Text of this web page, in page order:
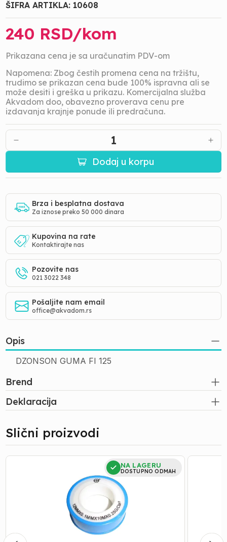
ŠIFRA ARTIKLA: 10608
240 RSD/kom
Prikazana cena je sa uračunatim PDV-om
Napomena: Zbog čestih promena cena na tržištu,
trudimo se prikazan cena bude 100% ispravna ali se
može desiti i greška u prikazu. Komercijalna služba
Akvadom doo, obavezno proverava cenu pre
izdavanja krajnje ponude ili predračuna.
1
Dodaj u korpu
Brza i besplatna dostava
Za iznose preko 50 000 dinara
Kupovina na rate
Kontaktirajte nas
Pozovite nas
021 3022 348
Pošaljite nam email
office@akvadom.rs
Opis
DZONSON GUMA FI 125
Brend
Deklaracija
Slični proizvodi
TEFLON
NA LAGERU
DOSTUPNO ODMAH
GUMICE